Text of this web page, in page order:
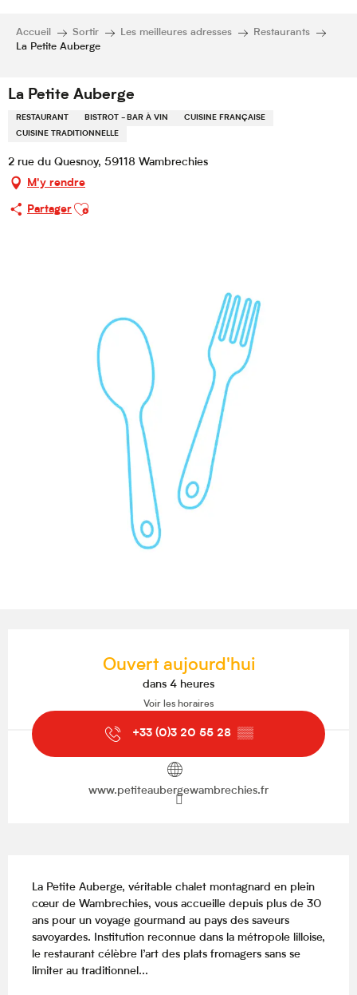
Accueil Sortir Les meilleures adresses
Restaurants
La Petite Auberge
La Petite Auberge
RESTAURANT BISTROT - BAR À VIN
CUISINE FRANÇAISE
CUISINE TRADITIONNELLE
2 rue du Quesnoy, 59118 Wambrechies
M'y rendre
Partager
Ajouter aux favoris
Ouvert aujourd'hui
dans 4 heures
Voir les horaires
+33 (0)3 20 55 28 ▒▒
www.petiteaubergewambrechies.fr
La Petite Auberge, véritable chalet montagnard en plein
cœur de Wambrechies, vous accueille depuis plus de 30
ans pour un voyage gourmand au pays des saveurs
savoyardes. Institution reconnue dans la métropole lilloise,
le restaurant célèbre l’art des plats fromagers sans se
limiter au traditionnel...